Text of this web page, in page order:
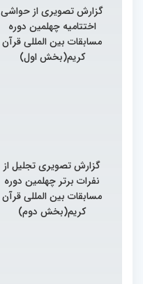
گزارش تصویری از حواشی
اختتامیه چهلمین دوره
مسابقات بین المللی قرآن
کریم(بخش اول)
گزارش تصویری تجلیل از
نفرات برتر چهلمین دوره
مسابقات بین المللی قرآن
کریم(بخش دوم)